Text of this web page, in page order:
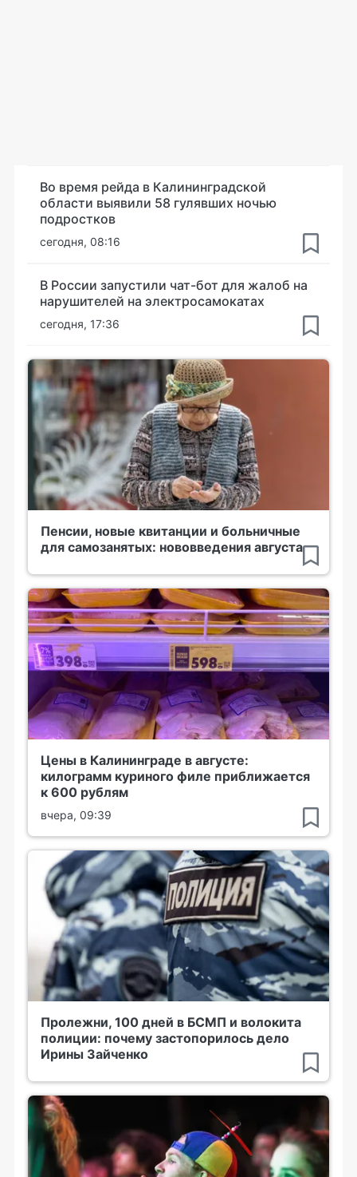
Во время рейда в Калининградской
области выявили 58 гулявших ночью
подростков
сегодня, 08:16
В России запустили чат-бот для жалоб на
нарушителей на электросамокатах
сегодня, 17:36
Пенсии, новые квитанции и больничные
для самозанятых: нововведения августа
Цены в Калининграде в августе:
килограмм куриного филе приближается
к 600 рублям
вчера, 09:39
Пролежни, 100 дней в БСМП и волокита
полиции: почему застопорилось дело
Ирины Зайченко